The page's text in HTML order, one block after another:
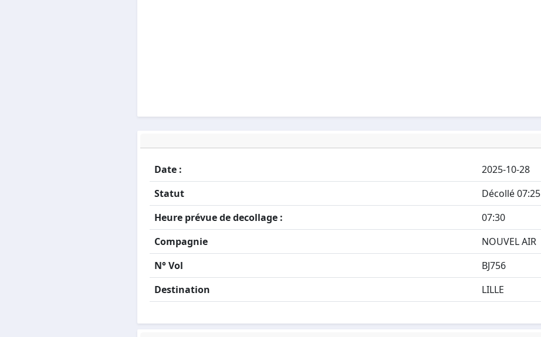
Date :
2025-10-28
Statut
Décollé 07:25
Heure prévue de decollage :
07:30
Compagnie
NOUVEL AIR
N° Vol
BJ756
Destination
LILLE